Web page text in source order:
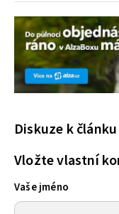
Diskuze k článku
Vložte vlastní
Vaše jméno